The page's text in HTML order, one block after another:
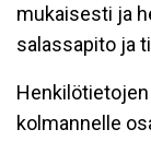
mukaisesti ja
salassapito ja
kolmannelle